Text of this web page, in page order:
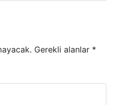
Gerekli alanlar *